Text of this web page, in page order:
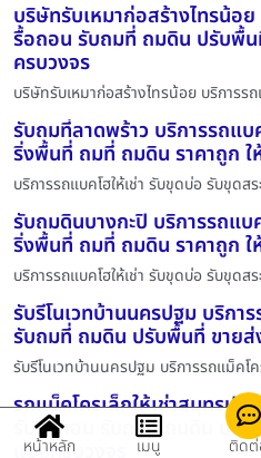
บริษัทรับเหมาก่อสร้างไทรน้อย
รื้อถอน รับถมที่ ถมดิน ปรับพื้
ครบวงจร
บริษัทรับเหมาก่อสร้างไทรน้อย บริการร
รับถมที่ลาดพร้าว บริการรถแบ
ริ่งพื้นที่ ถมที่ ถมดิน ราคาถูก ใ
บริการรถแบคโฮให้เช่า รับขุดบ่อ รับขุดส
รับถมดินบางกะปิ บริการรถแบ
ริ่งพื้นที่ ถมที่ ถมดิน ราคาถูก ใ
บริการรถแบคโฮให้เช่า รับขุดบ่อ รับขุดส
รับรีโนเวทบ้านนครปฐม บริกา
รับถมที่ ถมดิน ปรับพื้นที่ ขาย
รับรีโนเวทบ้านนครปฐม บริการรถแม็ค
รถแม็คโครเล็กให้เช่าสมุทรปร
รับรื้อถอน รับถมที่ ถมดิน ปรั
หน้าหลัก เมนู ติด